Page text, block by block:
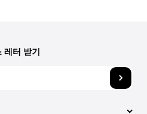
레터 받기